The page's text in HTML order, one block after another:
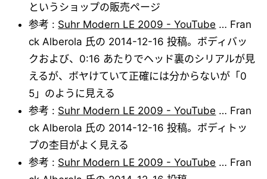
というショップの販売ページ
参考 : Suhr Modern LE 2009 - YouTube … Fran
ck Alberola 氏の 2014-12-16 投稿。ボディバッ
クおよび、0:16 あたりでヘッド裏のシリアルが見
えるが、ボヤけていて正確には分からないが「0
5」のように見える
参考 : Suhr Modern LE 2009 - YouTube … Fran
ck Alberola 氏の 2014-12-16 投稿。ボディトッ
プの杢目がよく見える
参考 : Suhr Modern LE 2009 - YouTube … Fran